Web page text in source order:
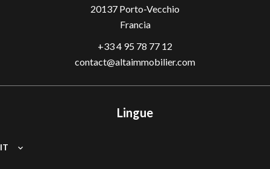
20137 Porto-Vecchio
Francia
+33 4 95 78 77 12
contact@altaimmobilier.com
Lingue
IT